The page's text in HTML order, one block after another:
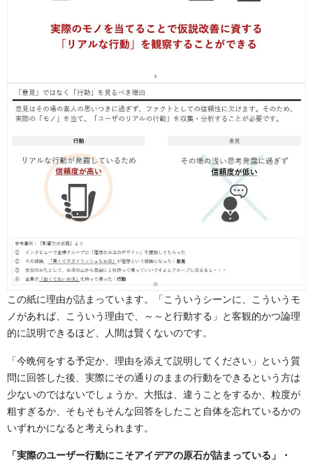
この紙に理由が詰まっています。「こういうシーンに、こういうモ
ノがあれば、こういう理由で、～～と行動する」と客観的かつ論理
的に説明できるほど、人間は賢くないのです。
「今晩何をする予定か、理由を添えて説明してください」という質
問に回答した後、実際にその通りのままの行動をできるという方は
少ないのではないでしょうか。大抵は、違うことをするか、粒度が
粗すぎるか、そもそもそんな回答をしたこと自体を忘れているかの
いずれかになると考えられます。
「実際のユーザー行動にこそアイデアの原石が詰まっている」・